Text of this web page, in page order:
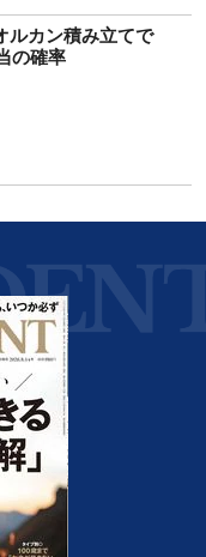
カン積み立てで
の確率